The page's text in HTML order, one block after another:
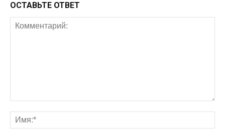
ОСТАВЬТЕ ОТВЕТ